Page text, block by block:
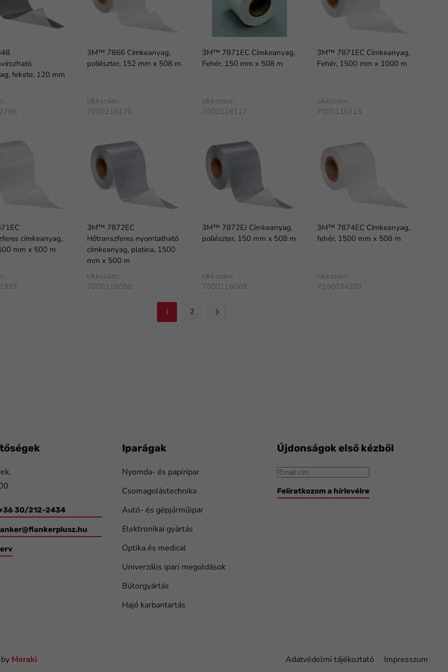
fekete, 120 mm
3M™ 7866 Címkeanyag,
poliészter, 152 mm x 508 m
cikkszám:
7000116176
3M™ 7871EC Címkeanyag,
Fehér, 150 mm x 508 m
cikkszám:
7000116117
3M™ 7871EC Címkeanyag,
Fehér, 1500 mm x 1000 m
cikkszám:
7000116115
címkeanyag,
mm x 500 m
3M™ 7872EC
Hőtranszferes nyomtatható
címkeanyag, platina, 1500
mm x 500 m
cikkszám:
7000116058
3M™ 7872EJ Címkeanyag,
poliészter, 150 mm x 508 m
cikkszám:
7000116069
3M™ 7874EC Címkeanyag,
fehér, 1500 mm x 508 m
cikkszám:
7100034392
1 2
30/212-2434
Iparágak
Nyomda- és papíripar
Csomagolástechnika
Autó- és gépjárműipar
Elektronikai gyártás
Optika és medical
Univerzális ipari megoldások
Bútorgyártás
Hajó karbantartás
Újdonságok első kézből
Feliratkozom a hírlevélre
Meraki Adatvédelmi tájékoztató Impresszum